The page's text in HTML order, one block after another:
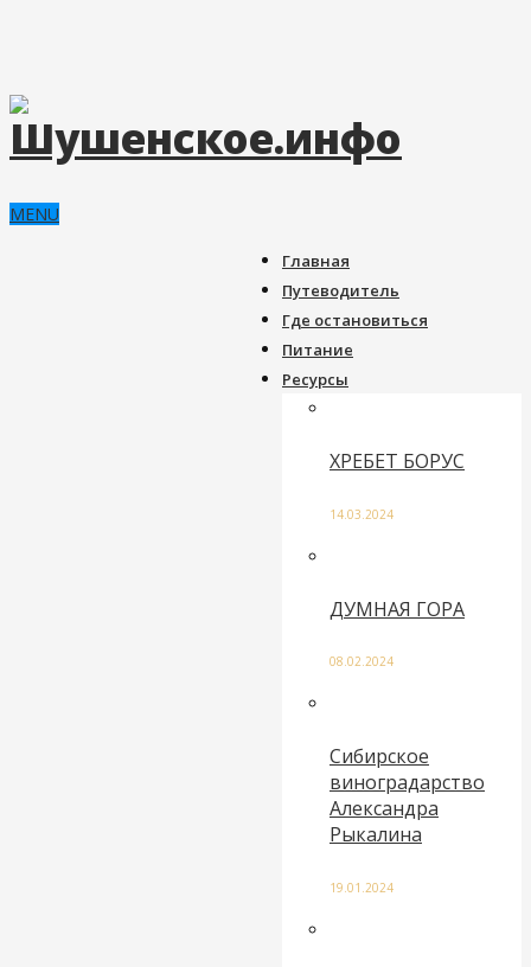
MENU
Главная
Путеводитель
Где остановиться
Питание
Ресурсы
ХРЕБЕТ БОРУС
14.03.2024
ДУМНАЯ ГОРА
08.02.2024
Сибирское
виноградарство
Александра
Рыкалина
19.01.2024